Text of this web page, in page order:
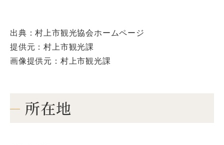
出典：村上市観光協会ホームページ
提供元：村上市観光課
画像提供元：村上市観光課
所在地